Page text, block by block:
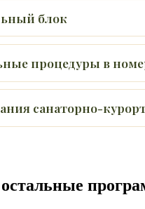
блок
процедуры в
санаторно-